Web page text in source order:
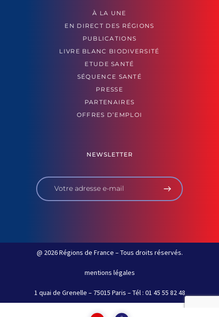
À LA UNE
EN DIRECT DES RÉGIONS
PUBLICATIONS
LIVRE BLANC BIODIVERSITÉ
ETUDE SANTÉ
SÉQUENCE SANTÉ
PRESSE
PARTENAIRES
OFFRES D’EMPLOI
NEWSLETTER
@ 2026 Régions de France – Tous droits réservés.
mentions légales
1 quai de Grenelle – 75015 Paris – Tél : 01 45 55 82 48